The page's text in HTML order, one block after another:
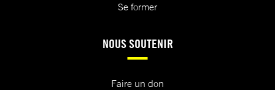
Se former
NOUS SOUTENIR
Faire un don